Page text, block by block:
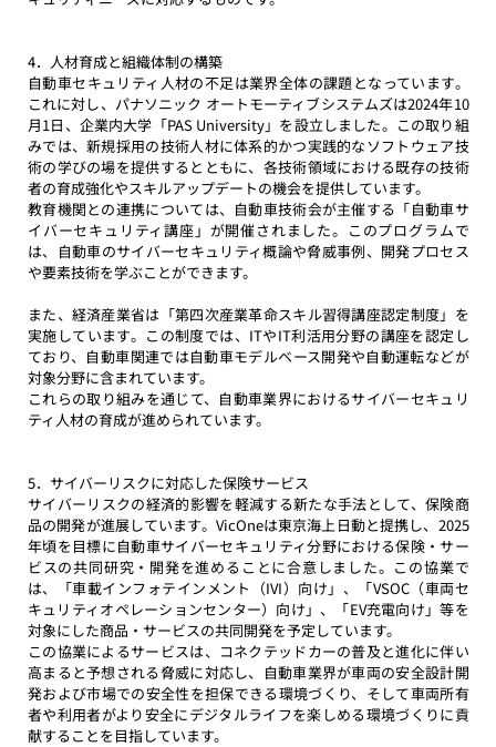
4．人材育成と組織体制の構築
自動車セキュリティ人材の不足は業界全体の課題となっています。
これに対し、パナソニック オートモーティブシステムズは2024年10
月1日、企業内大学「PAS University」を設立しました。この取り組
みでは、新規採用の技術人材に体系的かつ実践的なソフトウェア技
術の学びの場を提供するとともに、各技術領域における既存の技術
者の育成強化やスキルアップデートの機会を提供しています。
教育機関との連携については、自動車技術会が主催する「自動車サ
イバーセキュリティ講座」が開催されました。このプログラムで
は、自動車のサイバーセキュリティ概論や脅威事例、開発プロセス
や要素技術を学ぶことができます。
また、経済産業省は「第四次産業革命スキル習得講座認定制度」を
実施しています。この制度では、ITやIT利活用分野の講座を認定し
ており、自動車関連では自動車モデルベース開発や自動運転などが
対象分野に含まれています。
これらの取り組みを通じて、自動車業界におけるサイバーセキュリ
ティ人材の育成が進められています。
5．サイバーリスクに対応した保険サービス
サイバーリスクの経済的影響を軽減する新たな手法として、保険商
品の開発が進展しています。VicOneは東京海上日動と提携し、2025
年頃を目標に自動車サイバーセキュリティ分野における保険・サー
ビスの共同研究・開発を進めることに合意しました。この協業で
は、「車載インフォテインメント（IVI）向け」、「VSOC（車両セ
キュリティオペレーションセンター）向け」、「EV充電向け」等を
対象にした商品・サービスの共同開発を予定しています。
この協業によるサービスは、コネクテッドカーの普及と進化に伴い
高まると予想される脅威に対応し、自動車業界が車両の安全設計開
発および市場での安全性を担保できる環境づくり、そして車両所有
者や利用者がより安全にデジタルライフを楽しめる環境づくりに貢
献することを目指しています。